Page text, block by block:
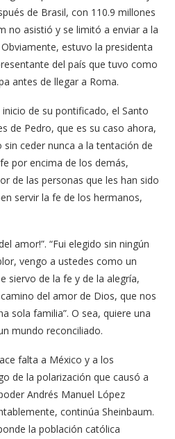
de Brasil, con 110.9 millones
no asistió y se limitó a enviar a la
estuvo la presidenta
del país que tuvo como
antes de llegar a Roma.
de su pontificado, el Santo
de Pedro, que es su caso ahora,
sin ceder nunca a la tentación de
por encima de los demás,
de las personas que les han sido
servir la fe de los hermanos,
amor!”. “Fui elegido sin ningún
vengo a ustedes como un
siervo de la fe y de la alegría,
del amor de Dios, que nos
sola familia”. O sea, quiere una
mundo reconciliado.
falta a México y a los
de la polarización que causó a
Andrés Manuel López
continúa Sheinbaum.
la población católica